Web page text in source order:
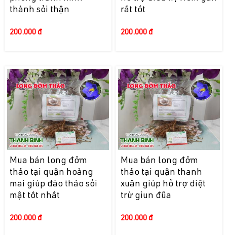
thành sỏi thận
200.000 đ
rất tốt
200.000 đ
Mua bán long đởm
thảo tại quận hoàng
mai giúp đào thảo sỏi
mật tốt nhất
200.000 đ
Mua bán long đởm
thảo tại quận thanh
xuân giúp hỗ trợ diệt
trừ giun đũa
200.000 đ